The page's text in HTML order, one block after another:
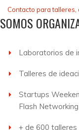
Contacto para talleres,
SOMOS
Laboratorios de
Talleres de
Startups
Flash
+ de 600 talleres